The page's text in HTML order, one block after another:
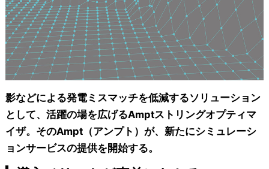
影などによる発電ミスマッチを低減するソリューション
として、活躍の場を広げるAmptストリングオプティマ
イザ。そのAmpt（アンプト）が、新たにシミュレーシ
ョンサービスの提供を開始する。